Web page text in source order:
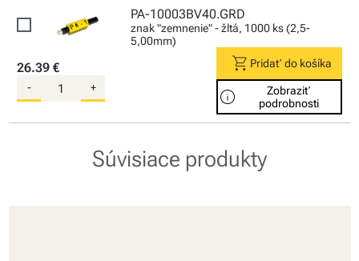
PA-10003BV40.GRD
znak "zemnenie" - žltá, 1000 ks (2,5-
5,00mm)
26.39 €
- +
shopping_cart Pridať do košíka
info
Zobraziť
podrobnosti
Súvisiace produkty